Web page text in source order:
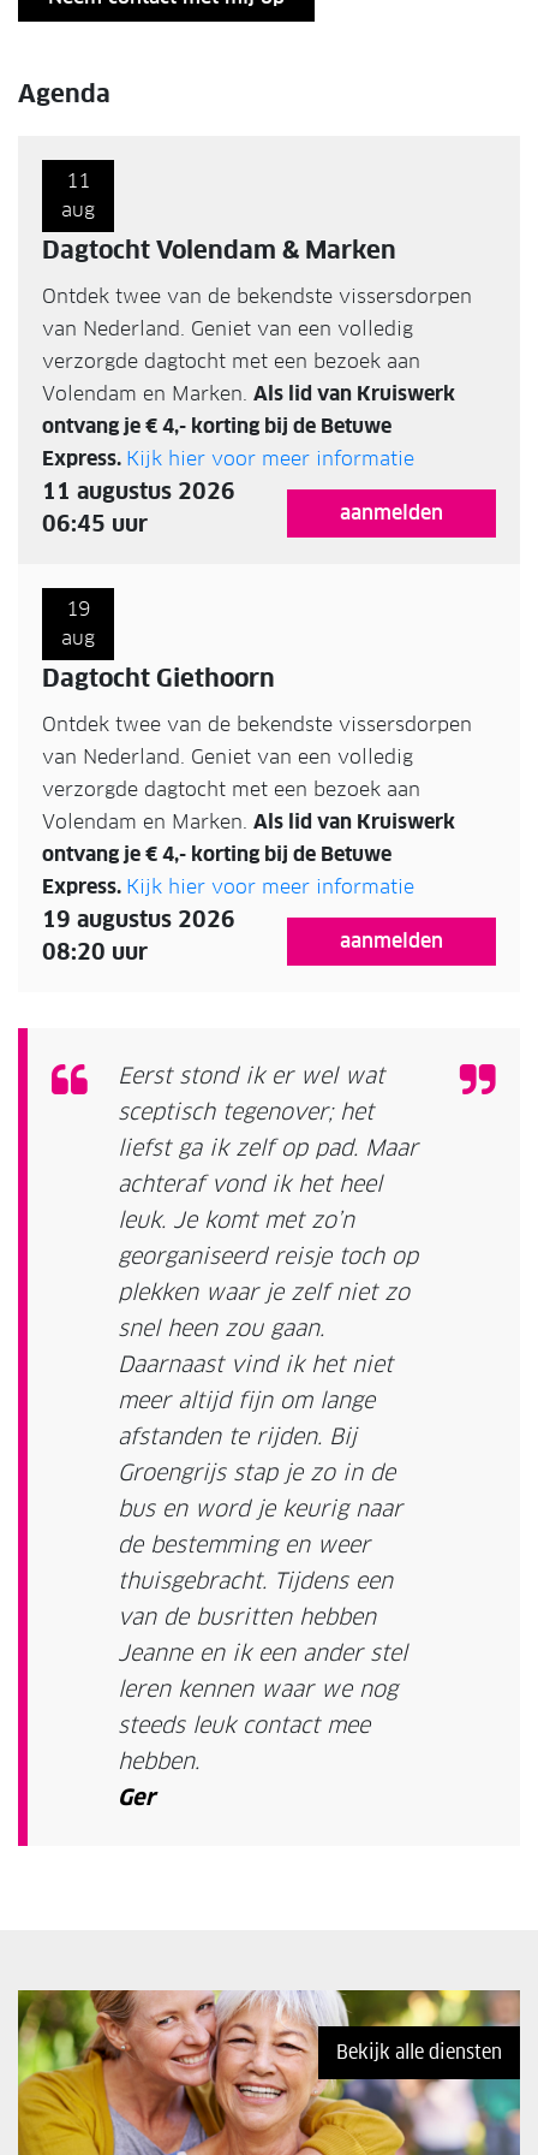
Agenda
11
aug
Dagtocht Volendam & Marken
Ontdek twee van de bekendste vissersdorpen
van Nederland. Geniet van een volledig
verzorgde dagtocht met een bezoek aan
Volendam en Marken. Als lid van Kruiswerk
ontvang je € 4,- korting bij de Betuwe
Express. Kijk hier voor meer informatie
11 augustus 2026
06:45 uur
aanmelden
19
aug
Dagtocht Giethoorn
Ontdek twee van de bekendste vissersdorpen
van Nederland. Geniet van een volledig
verzorgde dagtocht met een bezoek aan
Volendam en Marken. Als lid van Kruiswerk
ontvang je € 4,- korting bij de Betuwe
Express. Kijk hier voor meer informatie
19 augustus 2026
08:20 uur
aanmelden
Eerst stond ik er wel wat
sceptisch tegenover; het
liefst ga ik zelf op pad. Maar
achteraf vond ik het heel
leuk. Je komt met zo’n
georganiseerd reisje toch op
plekken waar je zelf niet zo
snel heen zou gaan.
Daarnaast vind ik het niet
meer altijd fijn om lange
afstanden te rijden. Bij
Groengrijs stap je zo in de
bus en word je keurig naar
de bestemming en weer
thuisgebracht. Tijdens een
van de busritten hebben
Jeanne en ik een ander stel
leren kennen waar we nog
steeds leuk contact mee
hebben.
Ger
Bekijk alle diensten